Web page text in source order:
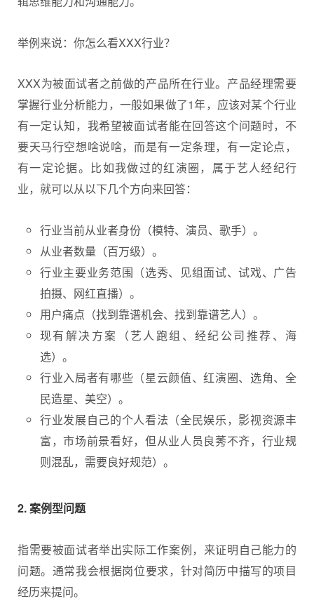
举例来说：你怎么看XXX行业？
XXX为被面试者之前做的产品所在行业。产品经理需要
掌握行业分析能力，一般如果做了1年，应该对某个行业
有一定认知，我希望被面试者能在回答这个问题时，不
要天马行空想啥说啥，而是有一定条理，有一定论点，
有一定论据。比如我做过的红演圈，属于艺人经纪行
业，就可以从以下几个方向来回答：
行业当前从业者身份（模特、演员、歌手）。
从业者数量（百万级）。
行业主要业务范围（选秀、见组面试、试戏、广告
拍摄、网红直播）。
用户痛点（找到靠谱机会、找到靠谱艺人）。
现有解决方案（艺人跑组、经纪公司推荐、海
选）。
行业入局者有哪些（星云颜值、红演圈、选角、全
民造星、美空）。
行业发展自己的个人看法（全民娱乐，影视资源丰
富，市场前景看好，但从业人员良莠不齐，行业规
则混乱，需要良好规范）。
2. 案例型问题
指需要被面试者举出实际工作案例，来证明自己能力的
问题。通常我会根据岗位要求，针对简历中描写的项目
经历来提问。